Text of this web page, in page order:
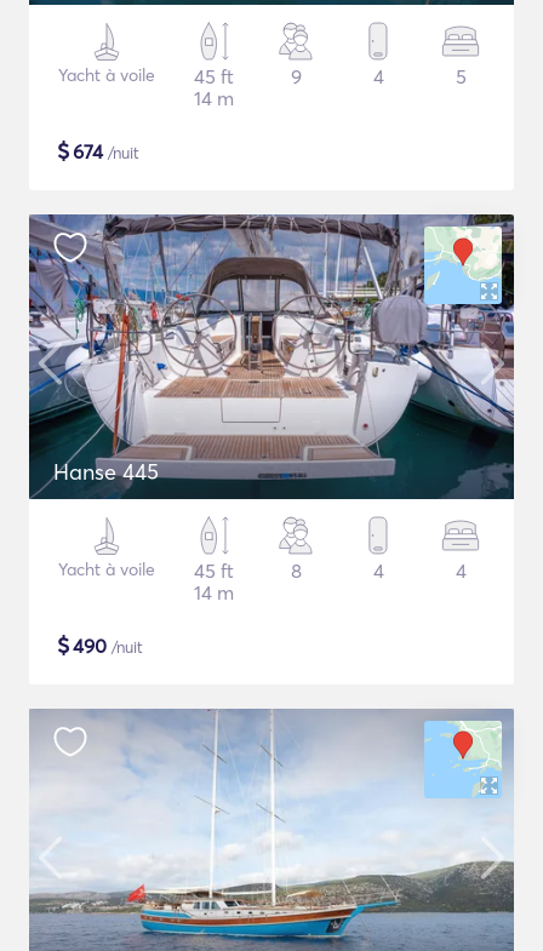
Yacht à voile
45 ft
14 m
9 4 5
$674/nuit
Hanse 445
Yacht à voile
45 ft
14 m
8 4 4
$490 /nuit